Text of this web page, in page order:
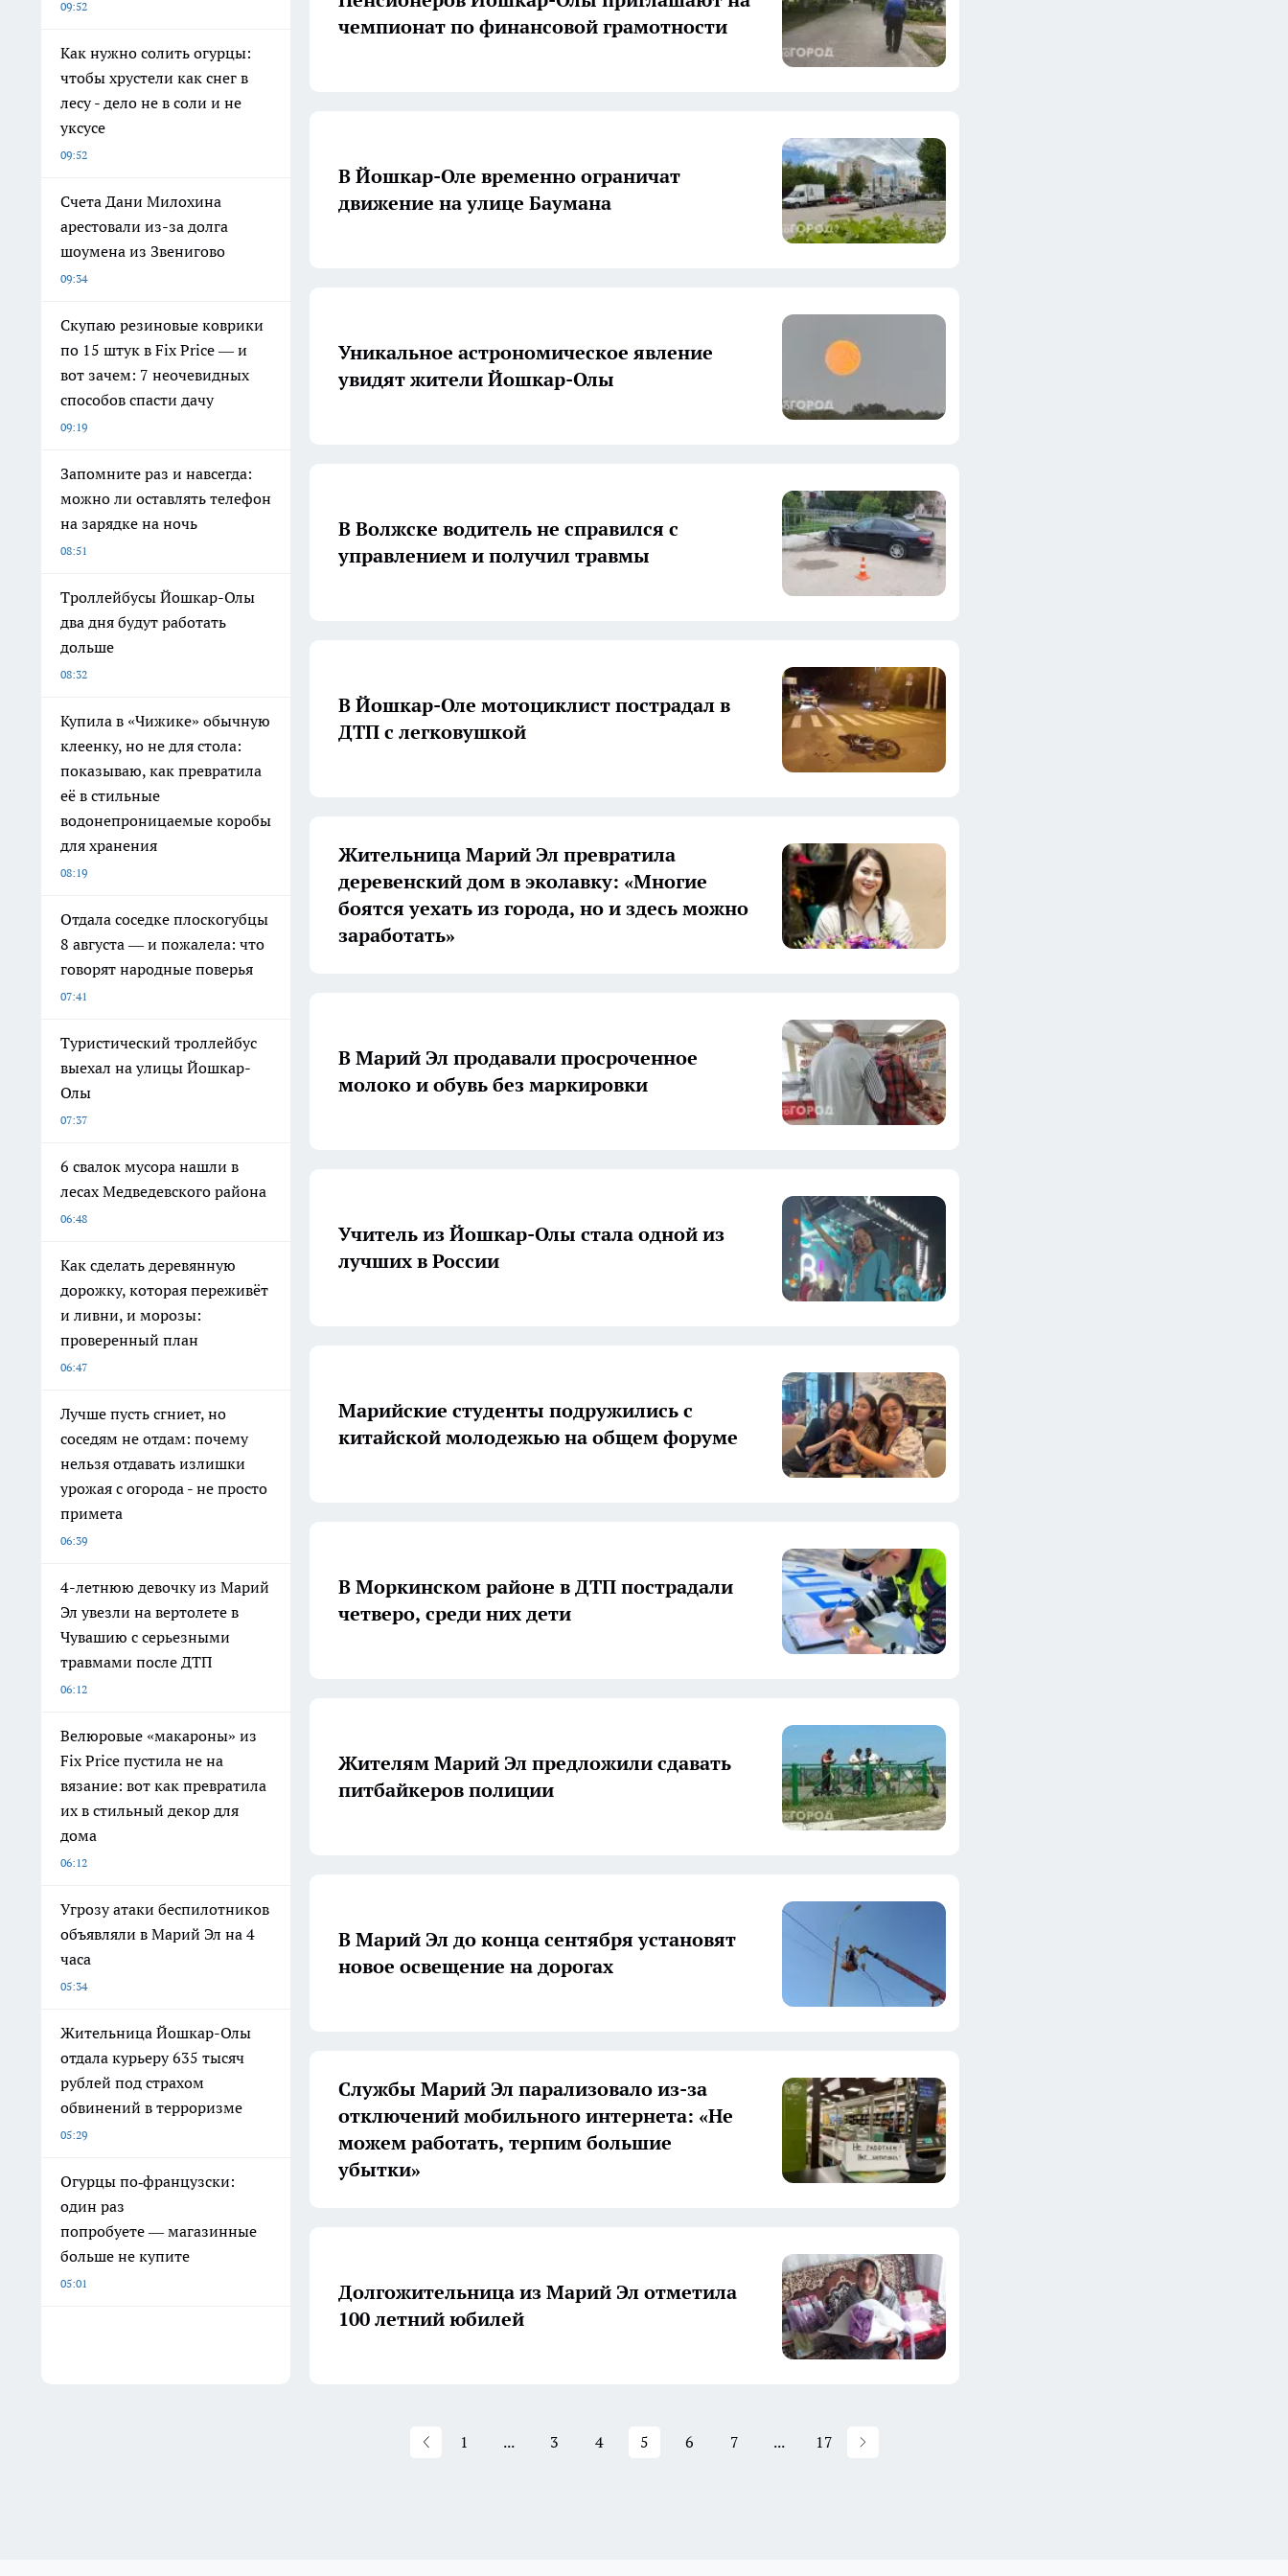
09:52
Как нужно солить огурцы:
чтобы хрустели как снег в
лесу - дело не в соли и не
уксусе
09:52
Счета Дани Милохина
арестовали из-за долга
шоумена из Звенигово
09:34
Скупаю резиновые коврики
по 15 штук в Fix Price — и
вот зачем: 7 неочевидных
способов спасти дачу
09:19
Запомните раз и навсегда:
можно ли оставлять телефон
на зарядке на ночь
08:51
Троллейбусы Йошкар-Олы
два дня будут работать
дольше
08:32
Купила в «Чижике» обычную
клеенку, но не для стола:
показываю, как превратила
её в стильные
водонепроницаемые коробы
для хранения
08:19
Отдала соседке плоскогубцы
8 августа — и пожалела: что
говорят народные поверья
07:41
Туристический троллейбус
выехал на улицы Йошкар-
Олы
07:37
6 свалок мусора нашли в
лесах Медведевского района
06:48
Как сделать деревянную
дорожку, которая переживёт
и ливни, и морозы:
проверенный план
06:47
Лучше пусть сгниет, но
соседям не отдам: почему
нельзя отдавать излишки
урожая с огорода - не просто
примета
06:39
4-летнюю девочку из Марий
Эл увезли на вертолете в
Чувашию с серьезными
травмами после ДТП
06:12
Велюровые «макароны» из
Fix Price пустила не на
вязание: вот как превратила
их в стильный декор для
дома
06:12
Угрозу атаки беспилотников
объявляли в Марий Эл на 4
часа
05:34
Жительница Йошкар-Олы
отдала курьеру 635 тысяч
рублей под страхом
обвинений в терроризме
05:29
Огурцы по‑французски:
один раз
попробуете — магазинные
больше не купите
05:01
чемпионат по финансовой грамотности
В Йошкар-Оле временно ограничат
движение на улице Баумана
Уникальное астрономическое явление
увидят жители Йошкар-Олы
В Волжске водитель не справился с
управлением и получил травмы
В Йошкар-Оле мотоциклист пострадал в
ДТП с легковушкой
Жительница Марий Эл превратила
деревенский дом в эколавку: «Многие
боятся уехать из города, но и здесь можно
заработать»
В Марий Эл продавали просроченное
молоко и обувь без маркировки
Учитель из Йошкар-Олы стала одной из
лучших в России
Марийские студенты подружились с
китайской молодежью на общем форуме
В Моркинском районе в ДТП пострадали
четверо, среди них дети
Жителям Марий Эл предложили сдавать
питбайкеров полиции
В Марий Эл до конца сентября установят
новое освещение на дорогах
Службы Марий Эл парализовало из-за
отключений мобильного интернета: «Не
можем работать, терпим большие
убытки»
Долгожительница из Марий Эл отметила
100 летний юбилей
1 ... 3 4 5 6 7 ... 17